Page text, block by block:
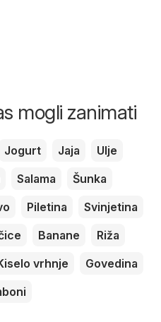
mogli zanimati
Jogurt Jaja
Ulje
Salama
Šunka
Piletina
Svinjetina
Banane
Riža
vrhnje
Govedina